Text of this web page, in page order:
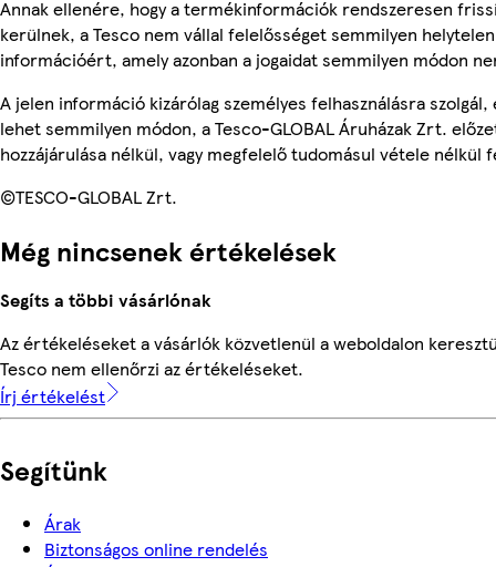
Annak ellenére, hogy a termékinformációk rendszeresen
kerülnek, a Tesco nem vállal felelősséget semmilyen helytelen
információért, amely azonban a jogaidat semmilyen módon
A jelen információ kizárólag személyes felhasználásra szolgál,
lehet semmilyen módon, a Tesco-GLOBAL Áruházak Zrt.
hozzájárulása nélkül, vagy megfelelő tudomásul vétele nélkül
©TESCO-GLOBAL Zrt.
Még nincsenek értékelések
Segíts a többi vásárlónak
Az értékeléseket a vásárlók közvetlenül a weboldalon
Tesco nem ellenőrzi az értékeléseket.
Írj értékelést
Segítünk
Árak
Biztonságos online rendelés